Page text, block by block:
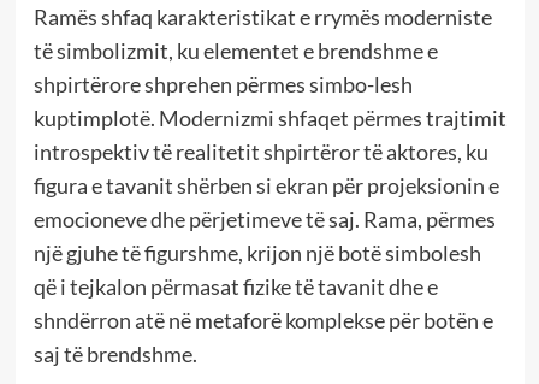
Ramës shfaq karakteristikat e rrymës moderniste
të simbolizmit, ku elementet e brendshme e
shpirtërore shprehen përmes simbo-lesh
kuptimplotë. Modernizmi shfaqet përmes trajtimit
introspektiv të realitetit shpirtëror të aktores, ku
figura e tavanit shërben si ekran për projeksionin e
emocioneve dhe përjetimeve të saj. Rama, përmes
një gjuhe të figurshme, krijon një botë simbolesh
që i tejkalon përmasat fizike të tavanit dhe e
shndërron atë në metaforë komplekse për botën e
saj të brendshme.